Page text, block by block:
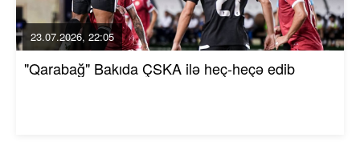
23.07.2026, 22:05
"Qarabağ" Bakıda ÇSKA ilə heç-heçə edib